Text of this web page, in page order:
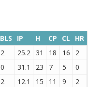
BLS IP H CP CL HR
2 25.2 31 18 16 2
0 31.1 23 7 5 0
2 12.1 15 11 9 2